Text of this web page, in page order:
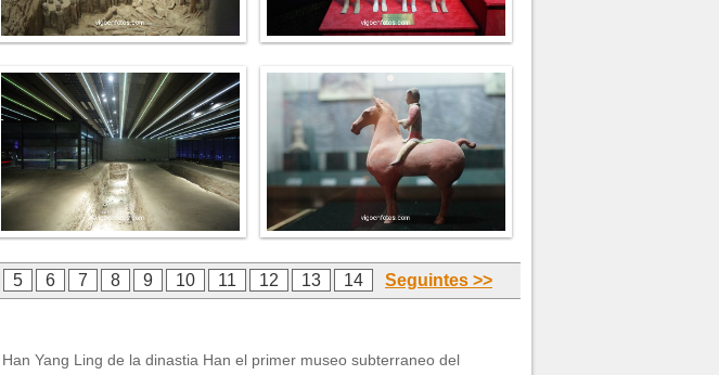
5 6 7 8 9 10 11 12 13 14 Seguintes >>
Yang Ling de la dinastia Han el primer museo subterraneo del